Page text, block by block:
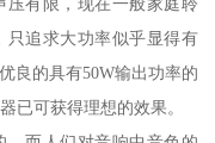
只追求大功率似乎显得有
良的具有50W输出功率的
已可获得理想的效果。